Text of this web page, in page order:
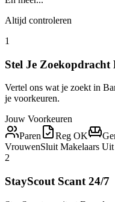
Altijd controleren
1
Stel Je Zoekopdracht
Vertel ons wat je zoekt in
je voorkeuren.
Jouw Voorkeuren
Paren
Reg OK
VrouwenSluit Makelaars Uit
2
StayScout Scant 24/7